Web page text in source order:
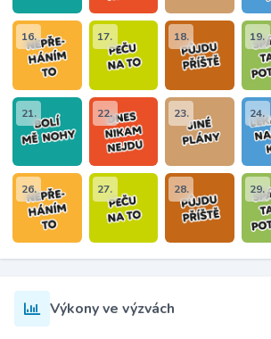
16. 17. 18. 19.
21. 22. 23. 24.
26. 27. 28. 29.
Výkony ve výzvách